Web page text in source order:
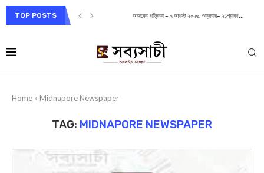
TOP POSTS আজকের পত্রিকা – ৭ আগস্ট ২০২৬, শুক্রবার– ২১শ্রাবণ...
Home » Midnapore Newspaper
TAG: MIDNAPORE NEWSPAPER